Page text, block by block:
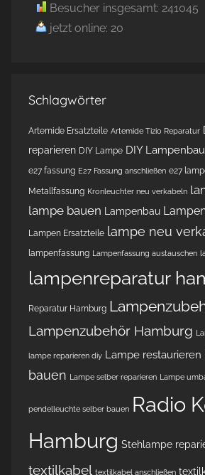
Besucher insgesamt: 241045
jetzt online: 20
Schlagwörter
Artemide Ersatzteile Artemide Tizio Reparatur
reparieren DIY Lampe DIY Lampenbau
e27 fassung E27 Fassung anschließen e27
Metallfassung Kronleuchter neu verkabeln
lampe bauen
Lampenbau
Lampen Ersatzteile lampe neu
lampenfassung Lampenfassung austauschen
lampenreparatur
Reparatur Hamburg
Lampenzubehör Hamburg
lampe reparieren diy Lampe restaurieren
bauen Lampe selber reparieren Lampe
pendelleuchte selber bauen Radio
Hamburg Stehlampe
textilkabel textilkabel anschließen